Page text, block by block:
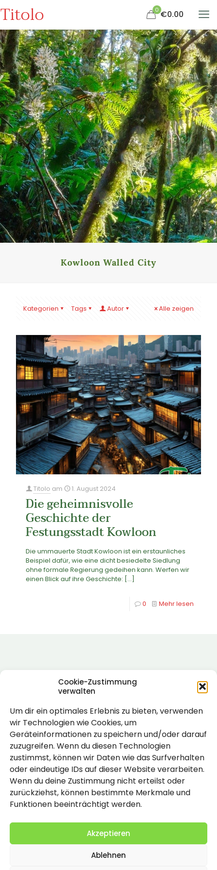
Cookie-Zustimmung
verwalten
Um dir ein optimales Erlebnis zu bieten, verwenden
wir Technologien wie Cookies, um
Geräteinformationen zu speichern und/oder darauf
zuzugreifen. Wenn du diesen Technologien
zustimmst, können wir Daten wie das Surfverhalten
oder eindeutige IDs auf dieser Website verarbeiten.
Wenn du deine Zustimmung nicht erteilst oder
zurückziehst, können bestimmte Merkmale und
Funktionen beeinträchtigt werden.
Akzeptieren
Ablehnen
Titolo 0 €0.00
Kowloon Walled City
Kategorien Tags Autor Alle zeigen
Titolo am 1. August 2024
Die geheimnisvolle
Geschichte der
Festungsstadt Kowloon
Die ummauerte Stadt Kowloon ist ein erstaunliches
Beispiel dafür, wie eine dicht besiedelte Siedlung
ohne formale Regierung gedeihen kann. Werfen wir
einen Blick auf ihre Geschichte: […]
0 Mehr lesen
Rechtlich
Impressum
Datenschutzerklärung
Cookie-Richtlinie (EU)